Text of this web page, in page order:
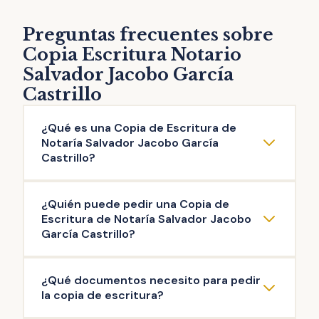
Preguntas frecuentes sobre
Copia Escritura Notario
Salvador Jacobo García
Castrillo
¿Qué es una Copia de Escritura de
Notaría Salvador Jacobo García
Castrillo?
Jacobo García Castrillo es una reproducción
literal del contenido de una escritura original
público firmado en esta Notaría: escritura de
compraventa, de hipoteca, testamento,
¿Quién puede pedir una Copia de
Escritura de Notaría Salvador Jacobo
García Castrillo?
Notaría Salvador Jacobo García Castrillo las
personas que intervinieron en la misma, así
¿Qué documentos necesito para pedir
la copia de escritura?